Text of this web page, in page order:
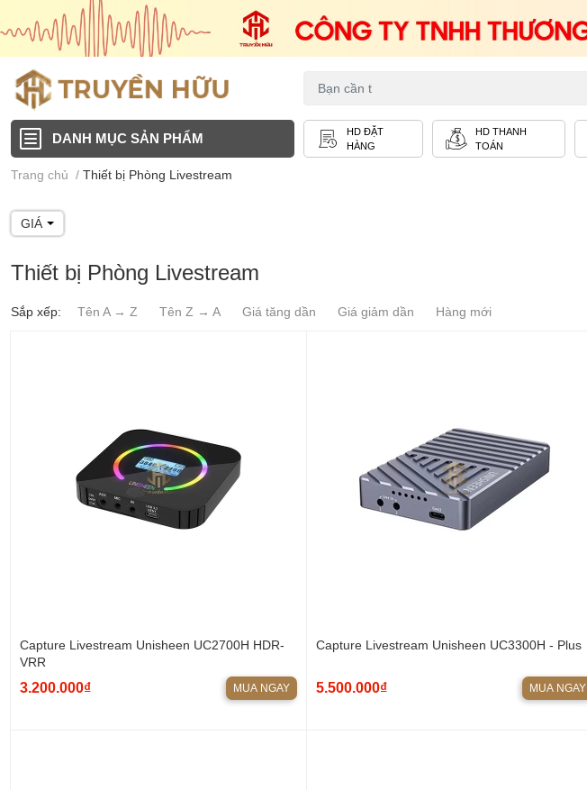
DANH MỤC SẢN PHẨM
HD ĐẶT
HÀNG
HD THANH
TOÁN
Trang chủ / Thiết bị Phòng Livestream
GIÁ
Thiết bị Phòng Livestream
Sắp xếp: Tên A → Z Tên Z → A Giá tăng dần Giá giảm dần Hàng mới
Capture Livestream Unisheen UC2700H HDR-
VRR
3.200.000₫ MUA NGAY
Capture Livestream Unisheen UC3300H - Plus
5.500.000₫ MUA NGAY